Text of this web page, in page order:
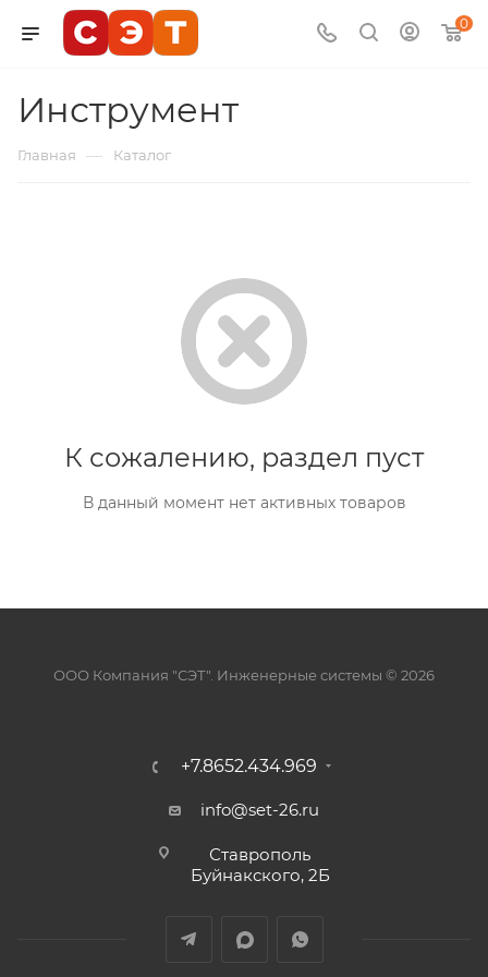
0
Инструмент
Главная — Каталог
К сожалению, раздел пуст
В данный момент нет активных товаров
ООО Компания "СЭТ". Инженерные системы © 2026
+7.8652.434.969
info@set-26.ru
Ставрополь
Буйнакского, 2Б